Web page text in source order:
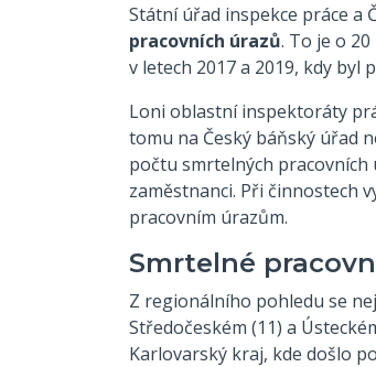
Státní úřad inspekce práce a
pracovních úrazů. To je o
v letech 2017 a 2019, kdy byl
Loni oblastní inspektoráty
tomu na Český báňský úřad
počtu smrtelných pracovních
zaměstnanci. Při činnostech
pracovním úrazům.
Smrtelné
Z regionálního pohledu se
Středočeském (11) a
Karlovarský kraj, kde došlo